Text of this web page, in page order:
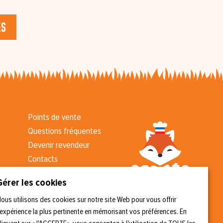
Points de vente
Questions fréquentes
Devenir revendeur
Contacts
CGV
les cookies
utilisons des cookies sur notre site Web pour vous offrir
la plus pertinente en mémorisant vos préférences. En